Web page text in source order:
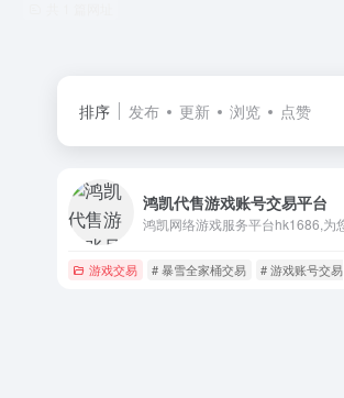
排序 发布 更新 浏览 点赞
鸿凯代售游戏账号交易平台
游戏交易 # 暴雪全家桶交易 # 游戏账号交易